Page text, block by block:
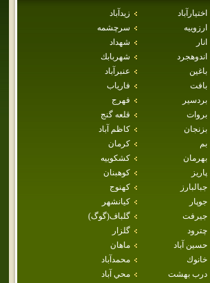
اختيارآباد
زيدآباد
ارزوييه
سرچشمه
انار
شهداد
اندوهجرد
شهربابك
باغين
عنبرآباد
بافت
فارياب
بردسير
فهرج
بروات
قلعه گنج
بزنجان
كاظم آباد
بم
كرمان
بهرمان
كشكوييه
پاريز
كوهبنان
جبالبارز
كهنوج
جوپار
كيانشهر
جيرفت
گلباف(گوگ)
چترود
گلزار
حسين آباد
ماهان
خانوك
محمدآباد
درب بهشت
محي آباد